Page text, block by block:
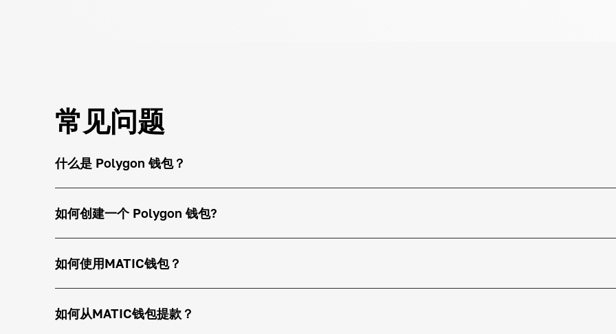
常见问题
什么是 Polygon 钱包？
如何创建一个 Polygon 钱包?
如何使用MATIC钱包？
如何从MATIC钱包提款？